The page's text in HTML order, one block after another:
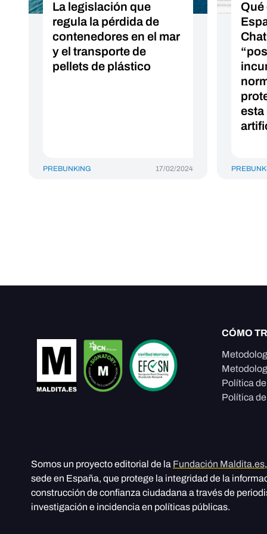
La legislación que
regula la pérdida de
contenedores en el mar
y el transporte de
pellets de plástico
PREBUNKING 17/02/2024
esta
CÓMO
Política
Política
Somos un proyecto editorial de la Fundación Maldita.es
sede en España, que protege la integridad de la
construcción de confianza ciudadana a través de
investigación e incidencia en políticas públicas.